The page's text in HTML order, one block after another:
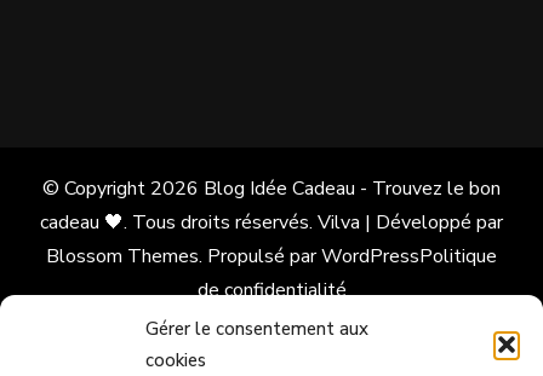
Gérer le consentement aux
cookies
© Copyright 2026 Blog Idée Cadeau - Trouvez le bon
cadeau 🖤. Tous droits réservés. Vilva | Développé par
Blossom Themes. Propulsé parWordPressPolitique
de confidentialité